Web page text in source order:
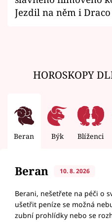
Jezdil na něm i
HOROSKOPY
Beran Býk Blíženci
Beran 10. 8. 2026
Berani, nešetřete na péči o
ušetřit peníze se možná
zubní prohlídky nebo se